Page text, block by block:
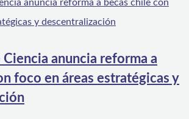
anuncia reforma a
foco en áreas estratégicas y